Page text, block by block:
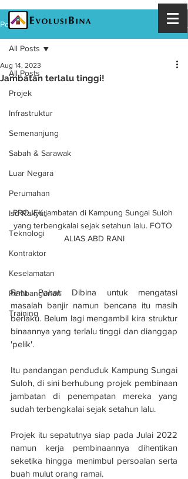
Post
All Posts
Projek
Infrastruktur
Semenanjung
Sabah & Sarawak
Luar Negara
Perumahan
Isu Rakyat
Teknologi
Kontraktor
Keselamatan
Pembangunan
Training
All Posts
Jambatan terlalu tinggi!
Aug 14, 2023
PROJEK jambatan di Kampung Sungai Suloh
yang terbengkalai sejak setahun lalu. FOTO
ALIAS ABD RANI
Batu Pahat: Dibina untuk mengatasi
masalah banjir namun bencana itu masih
berlaku. Belum lagi mengambil kira struktur
binaannya yang terlalu tinggi dan dianggap
'pelik'.
Itu pandangan penduduk Kampung Sungai
Suloh, di sini berhubung projek pembinaan
jambatan di penempatan mereka yang
sudah terbengkalai sejak setahun lalu.
Projek itu sepatutnya siap pada Julai 2022
namun kerja pembinaannya dihentikan
seketika hingga menimbul persoalan serta
buah mulut orang ramai.